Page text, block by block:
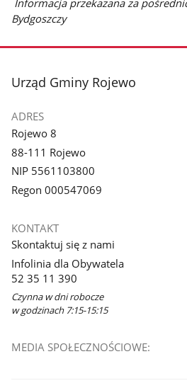
Informacja przekazana za
Bydgoszczy
stopka
Urząd Gminy Rojewo
ADRES
Rojewo 8
88-111 Rojewo
NIP 5561103800
Regon 000547069
KONTAKT
Skontaktuj się z nami
Infolinia dla Obywatela
52 35 11 390
Czynna w dni robocze
w godzinach 7:15-15:15
MEDIA SPOŁECZNOŚCIOWE: